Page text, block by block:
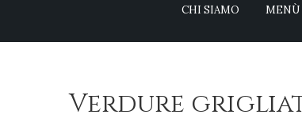
CHI SIAMO MENÙ
Verdure